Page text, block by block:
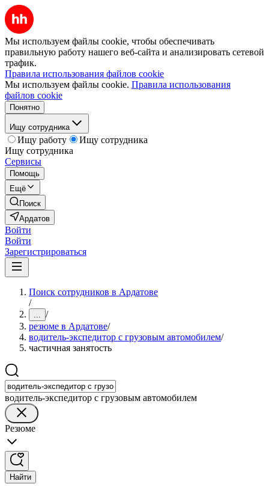
Мы используем файлы cookie, чтобы обеспечивать
правильную работу нашего веб-сайта и анализировать сетевой
трафик.
Правила использования файлов cookie
Мы используем файлы cookie. Правила использования
файлов cookie
Понятно
Ищу сотрудника
Ищу работу
Ищу сотрудника
Ищу сотрудника
Сервисы
Помощь
Ещё
Поиск
Ардатов
Войти
Войти
Зарегистрироваться
Поиск сотрудников в Ардатове
/
... /
резюме в Ардатове/
водитель-экспедитор с грузовым автомобилем/
частичная занятость
водитель-экспедитор с грузовым автомобилем
Резюме
Найти